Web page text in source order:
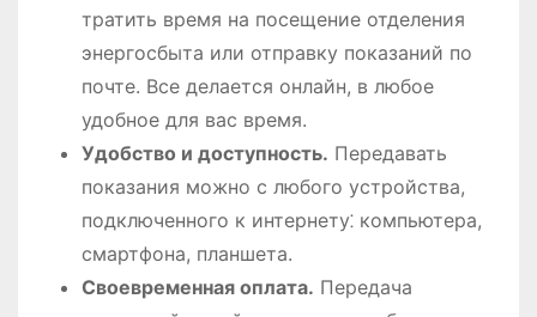
тратить время на посещение отделения
энергосбыта или отправку показаний по
почте. Все делается онлайн, в любое
удобное для вас время.
Удобство и доступность. Передавать
показания можно с любого устройства,
подключенного к интернету⁚ компьютера,
смартфона, планшета.
Своевременная оплата. Передача